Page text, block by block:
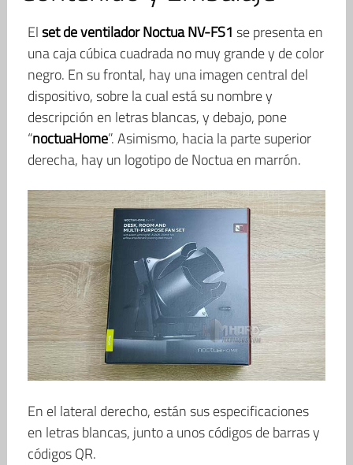
Elset de ventilador Noctua NV-FS1 se presenta en
una caja cúbica cuadrada no muy grande y de color
negro. En su frontal, hay una imagen central del
dispositivo, sobre la cual está su nombre y
descripción en letras blancas, y debajo, pone
“noctuaHome”. Asimismo, hacia la parte superior
derecha, hay un logotipo de Noctua en marrón.
En el lateral derecho, están sus especificaciones
en letras blancas, junto a unos códigos de barras y
códigos QR.